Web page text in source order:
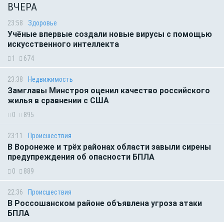
ВЧЕРА
23:58 Здоровье
Учёные впервые создали новые вирусы с помощью
искусственного интеллекта
1 674
23:38 Недвижимость
Замглавы Минстроя оценил качество российского
жилья в сравнении с США
0 895
23:11 Происшествия
В Воронеже и трёх районах области завыли сирены
предупреждения об опасности БПЛА
0 889
22:36 Происшествия
В Россошанском районе объявлена угроза атаки
БПЛА